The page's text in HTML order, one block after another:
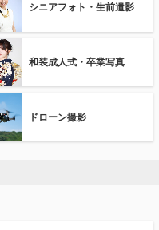
シニアフォト・生前遺影
和装成人式・卒業写真
ドローン撮影